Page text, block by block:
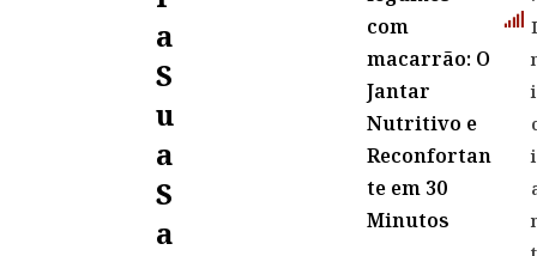
A
S
U
A
S
A
com
macarrão: O
Jantar
Nutritivo e
Reconfortan
te em 30
Minutos
i
i